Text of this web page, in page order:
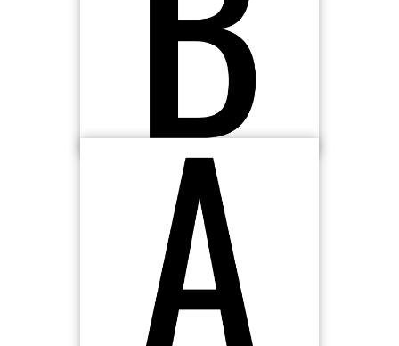
Améliorer ton tir
Un bon tir répond à un double objectif : marquer
des paniers et gagner des matchs
Maîtriser tes finitions
Le tir en course reste l'arme n°1. Savoir marquer de
près est un must absolu